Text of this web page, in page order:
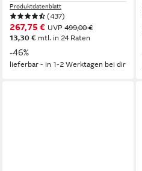
Produktdatenblatt
(437)
267,75 € UVP 499,00 €
13,30 € mtl. in 24 Raten
-46%
lieferbar - in 1-2 Werktagen bei dir